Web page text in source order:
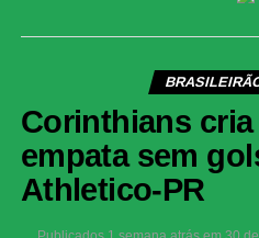
Corinthians
empata sem
Athletico-PR